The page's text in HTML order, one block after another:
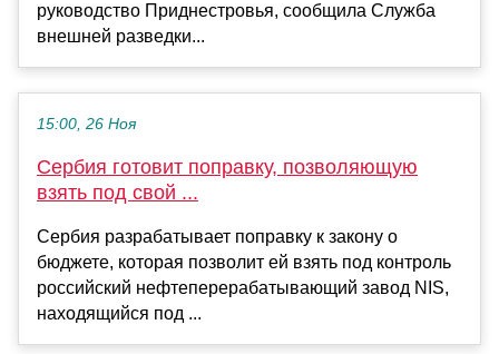
руководство Приднестровья, сообщила Служба
внешней разведки...
15:00, 26 Ноя
Сербия готовит поправку, позволяющую
взять под свой ...
Сербия разрабатывает поправку к закону о
бюджете, которая позволит ей взять под контроль
российский нефтеперерабатывающий завод NIS,
находящийся под ...